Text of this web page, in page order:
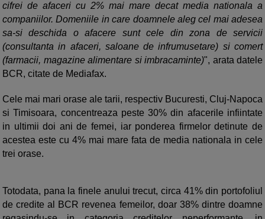
cifrei de afaceri cu 2% mai mare decat media nationala a
companiilor. Domeniile in care doamnele aleg cel mai adesea
sa-si deschida o afacere sunt cele din zona de servicii
(consultanta in afaceri, saloane de infrumusetare) si comert
(farmacii, magazine alimentare si imbracaminte)", arata datele
BCR, citate de Mediafax.
Cele mai mari orase ale tarii, respectiv Bucuresti, Cluj-Napoca
si Timisoara, concentreaza peste 30% din afacerile infiintate
in ultimii doi ani de femei, iar ponderea firmelor detinute de
acestea este cu 4% mai mare fata de media nationala in cele
trei orase.
Totodata, pana la finele anului trecut, circa 41% din portofoliul
de credite al BCR revenea femeilor, doar 38% dintre doamne